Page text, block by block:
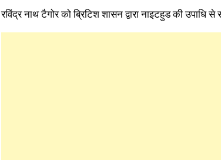
रविंद्र नाथ टैगोर को ब्रिटिश शासन द्वारा नाइटहुड की उपाधि से